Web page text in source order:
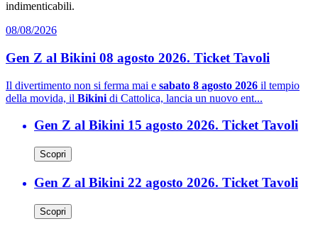
indimenticabili.
08/08/2026
Gen Z al Bikini 08 agosto 2026. Ticket Tavoli
Il divertimento non si ferma mai e sabato 8 agosto 2026 il tempio
della movida, il Bikini di Cattolica, lancia un nuovo ent...
Gen Z al Bikini 15 agosto 2026. Ticket Tavoli
Scopri
Gen Z al Bikini 22 agosto 2026. Ticket Tavoli
Scopri